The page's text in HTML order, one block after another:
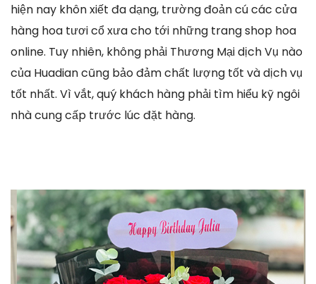
hiện nay khôn xiết đa dạng, trường đoản cú các cửa
hàng hoa tươi cổ xưa cho tới những trang shop hoa
online. Tuy nhiên, không phải Thương Mại dịch Vụ nào
của Huadian cũng bảo đảm chất lượng tốt và dịch vụ
tốt nhất. Vì vắt, quý khách hàng phải tìm hiểu kỹ ngôi
nhà cung cấp trước lúc đặt hàng.